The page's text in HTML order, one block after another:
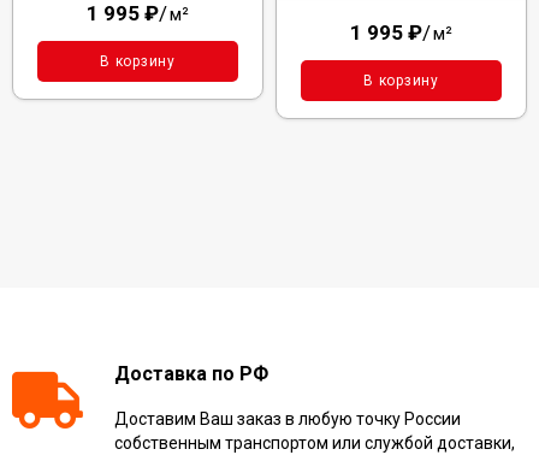
1 995 ₽/м²
В корзину
1 995 ₽/м²
В корзину
Доставка по РФ
Доставим Ваш заказ в любую точку России
собственным транспортом или службой доставки,